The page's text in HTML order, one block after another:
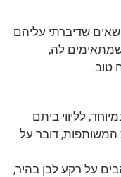
שדיברתי עליהם
לה,
טוב.
לליווי ביתם
דובר על
על רקע לבן בהיר,